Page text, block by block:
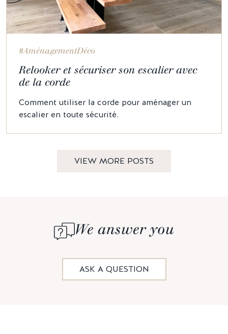
#AménagementDéco
Relooker et sécuriser son escalier avec
de la corde
Comment utiliser la corde pour aménager un
escalier en toute sécurité.
VIEW MORE POSTS
We answer you
ASK A QUESTION